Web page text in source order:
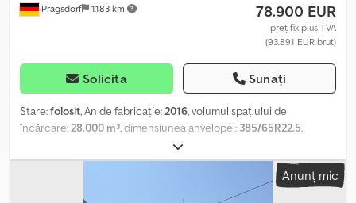
Pragsdorf 1.183 km 78.900 EUR
preț fix plus TVA
(93.891 EUR brut)
Solicita Sunați
Stare:folosit, An de fabricație:2016, volumul spațiului de
încărcare:28.000 m³, dimensiunea anvelopei: 385/65R22.5,
385/65R22.5
anvelopei din spate:385/65R22.5, viteză maximă:60 km/h,
385/65R22.5_____MAN AGRO TRUCK TGS 4x2 18.360 BLSEZ 2016,
Anunț mic